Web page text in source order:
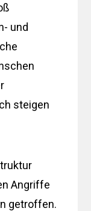
und
steigen
Angriffe
getroffen.